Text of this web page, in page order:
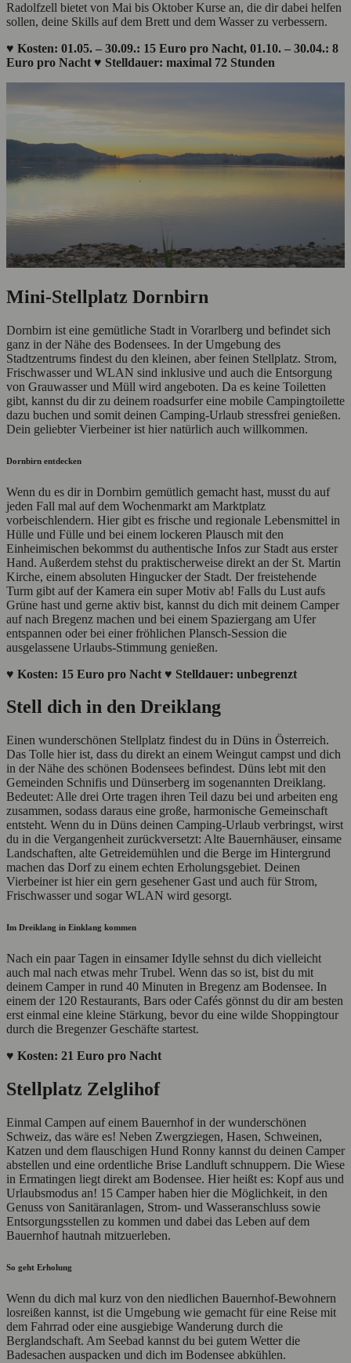
Radolfzell bietet von Mai bis Oktober Kurse an, die dir dabei helfen
sollen, deine Skills auf dem Brett und dem Wasser zu verbessern.
♥ Kosten: 01.05. – 30.09.: 15 Euro pro Nacht, 01.10. – 30.04.: 8
Euro pro Nacht ♥ Stelldauer: maximal 72 Stunden
Mini-Stellplatz Dornbirn
Dornbirn ist eine gemütliche Stadt in Vorarlberg und befindet sich
ganz in der Nähe des Bodensees. In der Umgebung des
Stadtzentrums findest du den kleinen, aber feinen Stellplatz. Strom,
Frischwasser und WLAN sind inklusive und auch die Entsorgung
von Grauwasser und Müll wird angeboten. Da es keine Toiletten
gibt, kannst du dir zu deinem roadsurfer eine mobile Campingtoilette
dazu buchen und somit deinen Camping-Urlaub stressfrei genießen.
Dein geliebter Vierbeiner ist hier natürlich auch willkommen.
Dornbirn entdecken
Wenn du es dir in Dornbirn gemütlich gemacht hast, musst du auf
jeden Fall mal auf dem Wochenmarkt am Marktplatz
vorbeischlendern. Hier gibt es frische und regionale Lebensmittel in
Hülle und Fülle und bei einem lockeren Plausch mit den
Einheimischen bekommst du authentische Infos zur Stadt aus erster
Hand. Außerdem stehst du praktischerweise direkt an der St. Martin
Kirche, einem absoluten Hingucker der Stadt. Der freistehende
Turm gibt auf der Kamera ein super Motiv ab! Falls du Lust aufs
Grüne hast und gerne aktiv bist, kannst du dich mit deinem Camper
auf nach Bregenz machen und bei einem Spaziergang am Ufer
entspannen oder bei einer fröhlichen Plansch-Session die
ausgelassene Urlaubs-Stimmung genießen.
♥ Kosten: 15 Euro pro Nacht ♥ Stelldauer: unbegrenzt
Stell dich in den Dreiklang
Einen wunderschönen Stellplatz findest du in Düns in Österreich.
Das Tolle hier ist, dass du direkt an einem Weingut campst und dich
in der Nähe des schönen Bodensees befindest. Düns lebt mit den
Gemeinden Schnifis und Dünserberg im sogenannten Dreiklang.
Bedeutet: Alle drei Orte tragen ihren Teil dazu bei und arbeiten eng
zusammen, sodass daraus eine große, harmonische Gemeinschaft
entsteht. Wenn du in Düns deinen Camping-Urlaub verbringst, wirst
du in die Vergangenheit zurückversetzt: Alte Bauernhäuser, einsame
Landschaften, alte Getreidemühlen und die Berge im Hintergrund
machen das Dorf zu einem echten Erholungsgebiet. Deinen
Vierbeiner ist hier ein gern gesehener Gast und auch für Strom,
Frischwasser und sogar WLAN wird gesorgt.
Im Dreiklang in Einklang kommen
Nach ein paar Tagen in einsamer Idylle sehnst du dich vielleicht
auch mal nach etwas mehr Trubel. Wenn das so ist, bist du mit
deinem Camper in rund 40 Minuten in Bregenz am Bodensee. In
einem der 120 Restaurants, Bars oder Cafés gönnst du dir am besten
erst einmal eine kleine Stärkung, bevor du eine wilde Shoppingtour
durch die Bregenzer Geschäfte startest.
♥ Kosten: 21 Euro pro Nacht
Stellplatz Zelglihof
Einmal Campen auf einem Bauernhof in der wunderschönen
Schweiz, das wäre es! Neben Zwergziegen, Hasen, Schweinen,
Katzen und dem flauschigen Hund Ronny kannst du deinen Camper
abstellen und eine ordentliche Brise Landluft schnuppern. Die Wiese
in Ermatingen liegt direkt am Bodensee. Hier heißt es: Kopf aus und
Urlaubsmodus an! 15 Camper haben hier die Möglichkeit, in den
Genuss von Sanitäranlagen, Strom- und Wasseranschluss sowie
Entsorgungsstellen zu kommen und dabei das Leben auf dem
Bauernhof hautnah mitzuerleben.
So geht Erholung
Wenn du dich mal kurz von den niedlichen Bauernhof-Bewohnern
losreißen kannst, ist die Umgebung wie gemacht für eine Reise mit
dem Fahrrad oder eine ausgiebige Wanderung durch die
Berglandschaft. Am Seebad kannst du bei gutem Wetter die
Badesachen auspacken und dich im Bodensee abkühlen.